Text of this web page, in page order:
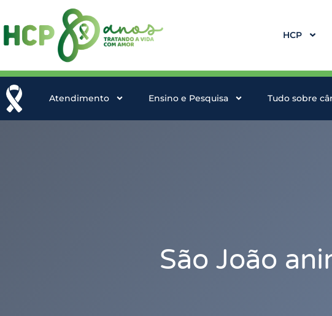
HCP
Atendimento Ensino e Pesquisa Tudo sobre
São João